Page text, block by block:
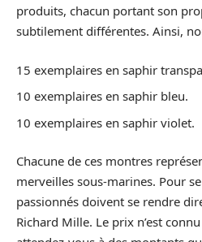
produits, chacun portant son
subtilement différentes. Ainsi,
15 exemplaires en saphir
10 exemplaires en saphir bleu.
10 exemplaires en saphir violet.
Chacune de ces montres
merveilles sous-marines. Pour
passionnés doivent se rendre
Richard Mille. Le prix n’est